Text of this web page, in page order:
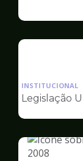
INSTITUCIONAL
Legislação